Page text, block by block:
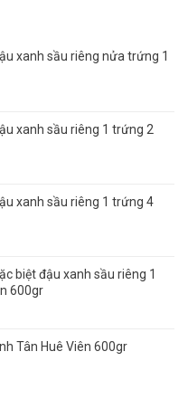
xanh sầu riêng nửa trứng 1
xanh sầu riêng 1 trứng 2
xanh sầu riêng 1 trứng 4
biệt đậu xanh sầu riêng 1
600gr
Tân Huê Viên 600gr